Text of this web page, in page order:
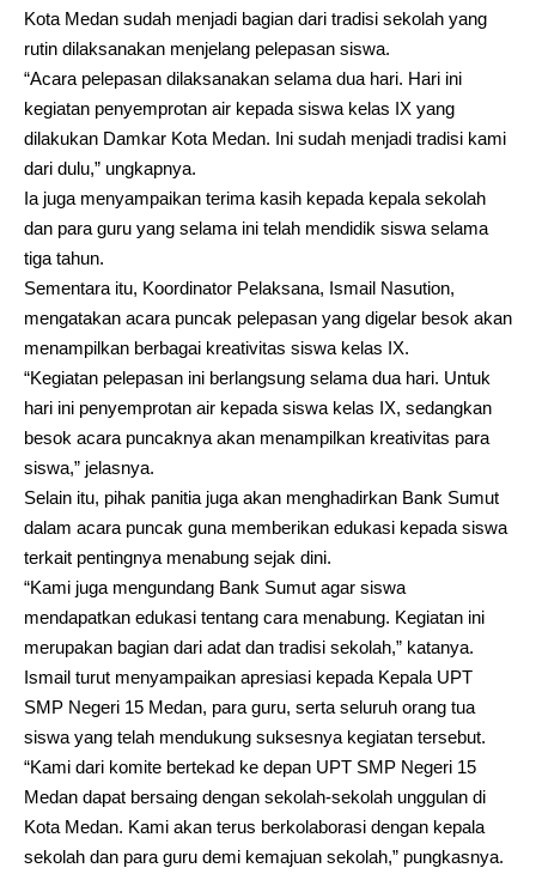
Kota Medan sudah menjadi bagian dari tradisi sekolah yang
rutin dilaksanakan menjelang pelepasan siswa.
“Acara pelepasan dilaksanakan selama dua hari. Hari ini
kegiatan penyemprotan air kepada siswa kelas IX yang
dilakukan Damkar Kota Medan. Ini sudah menjadi tradisi kami
dari dulu,” ungkapnya.
Ia juga menyampaikan terima kasih kepada kepala sekolah
dan para guru yang selama ini telah mendidik siswa selama
tiga tahun.
Sementara itu, Koordinator Pelaksana, Ismail Nasution,
mengatakan acara puncak pelepasan yang digelar besok akan
menampilkan berbagai kreativitas siswa kelas IX.
“Kegiatan pelepasan ini berlangsung selama dua hari. Untuk
hari ini penyemprotan air kepada siswa kelas IX, sedangkan
besok acara puncaknya akan menampilkan kreativitas para
siswa,” jelasnya.
Selain itu, pihak panitia juga akan menghadirkan Bank Sumut
dalam acara puncak guna memberikan edukasi kepada siswa
terkait pentingnya menabung sejak dini.
“Kami juga mengundang Bank Sumut agar siswa
mendapatkan edukasi tentang cara menabung. Kegiatan ini
merupakan bagian dari adat dan tradisi sekolah,” katanya.
Ismail turut menyampaikan apresiasi kepada Kepala UPT
SMP Negeri 15 Medan, para guru, serta seluruh orang tua
siswa yang telah mendukung suksesnya kegiatan tersebut.
“Kami dari komite bertekad ke depan UPT SMP Negeri 15
Medan dapat bersaing dengan sekolah-sekolah unggulan di
Kota Medan. Kami akan terus berkolaborasi dengan kepala
sekolah dan para guru demi kemajuan sekolah,” pungkasnya.